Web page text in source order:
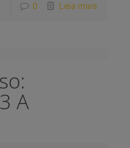
0 Leia mais
A